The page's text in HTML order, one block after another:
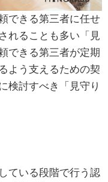
できる第三者に任せ
れることも多い「見
できる第三者が定期
よう支えるための契
検討すべき「見守り
ている段階で行う認